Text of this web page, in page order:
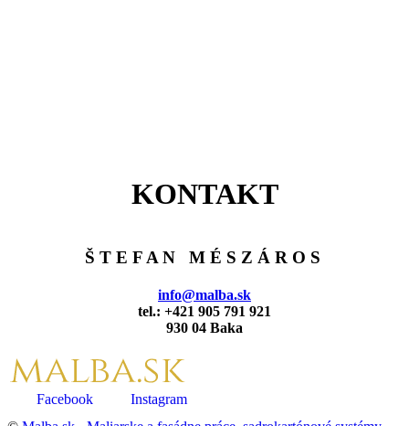
KONTAKT
Š T E F A N M É S Z Á R O S
info@malba.sk
tel.: +421 905 791 921
930 04 Baka
Facebook
Instagram